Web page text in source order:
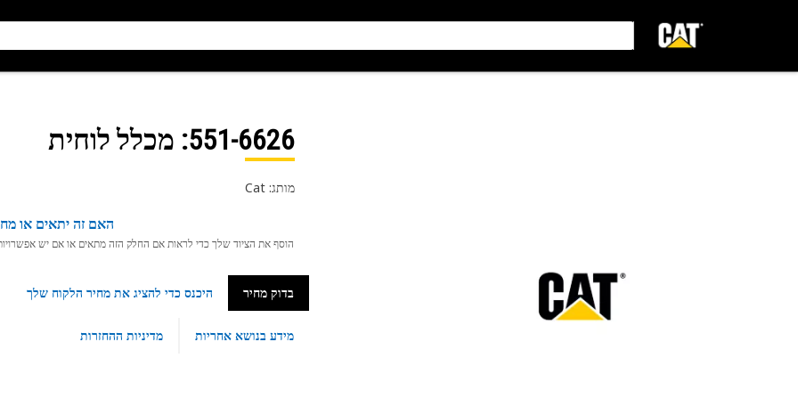
551-6626: מכלל לוחית
מותג: Cat
האם זה יתאים או
הוסף את הציוד שלך כדי לראות אם החלק הזה מתאים או אם יש אפשרויות
בדוק מחיר היכנס כדי להציג את מחיר הלקוח שלך
מידע בנושא אחריות מדיניות ההחזרות